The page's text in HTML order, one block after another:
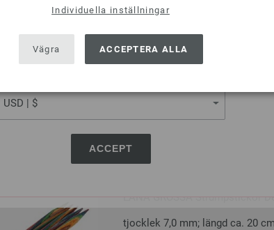
SHIPPING TO
USA - The United States of America
ACCEPT
Individuella inställningar
Vägra ACCEPTERA ALLA
På inköpslistan
Strumpstickor Design-trä:
LANA GROSSA Strumpstickor
tjocklek 7,0 mm; längd ca. 20 cm